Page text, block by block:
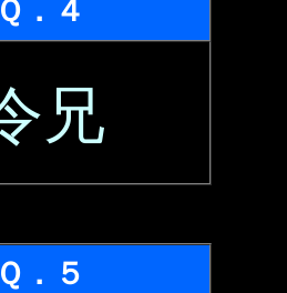
Ｑ．４
兄
Ｑ．５